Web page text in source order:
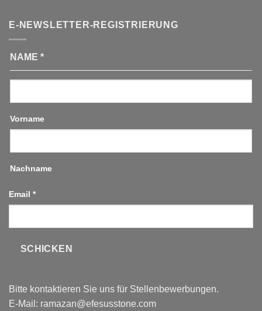
E-NEWSLETTER-REGISTRIERUNG
NAME *
Vorname
Nachname
Email *
SCHICKEN
Bitte kontaktieren Sie uns für Stellenbewerbungen.
E-Mail: ramazan@efesusstone.com